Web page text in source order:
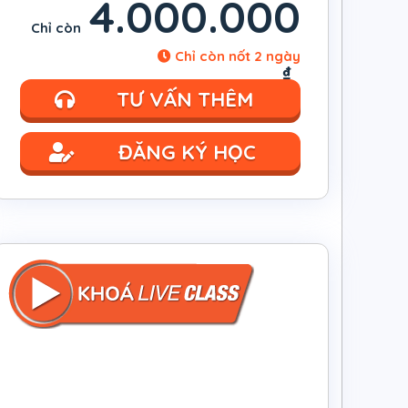
Chỉ còn 4.000.000
₫
Chỉ còn nốt 2 ngày
TƯ VẤN THÊM
ĐĂNG KÝ HỌC